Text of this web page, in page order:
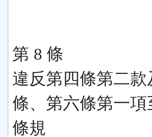
第 8 條
違反第四條第二
條、第六條第一
條規